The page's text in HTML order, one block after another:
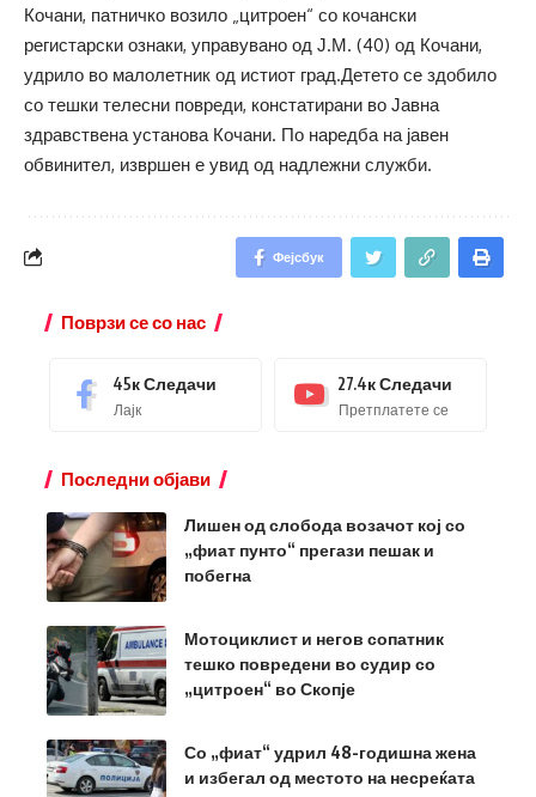
Кочани, патничко возило „цитроен“ со кочански
регистарски ознаки, управувано од Ј.М. (40) од Кочани,
удрило во малолетник од истиот град.Детето се здобило
со тешки телесни повреди, констатирани во Јавна
здравствена установа Кочани. По наредба на јавен
обвинител, извршен е увид од надлежни служби.
Фејсбук
Поврзи се со нас
45кСледачи
Лајк
27.4кСледачи
Претплатете се
Последни објави
Лишен од слобода возачот кој со
„фиат пунто“ прегази пешак и
побегна
Мотоциклист и негов сопатник
тешко повредени во судир со
„цитроен“ во Скопје
Со „фиат“ удрил 48-годишна жена
и избегал од местото на несреќата